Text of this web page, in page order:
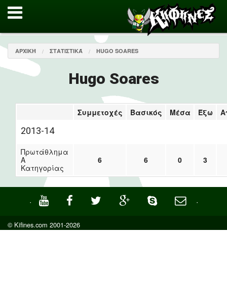
ΑΡΧΙΚΉ ΣΤΑΤΙΣΤΙΚΆ HUGO SOARES
Hugo Soares
Συμμετοχές Βασικός Μέσα Έξω
2013-14
Πρωτάθλημα
Α
Κατηγορίας
6 6 0 3
· ·
© Kifines.com 2001-2026